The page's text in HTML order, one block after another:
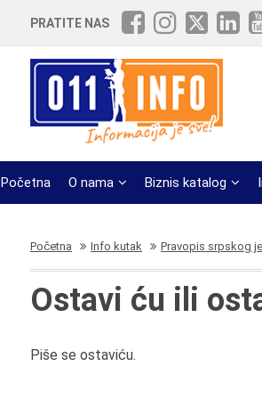
PRATITE NAS
Početna O nama Biznis katalog
Početna Info kutak Pravopis srpskog
Ostavi ću ili
Piše se ostaviću.